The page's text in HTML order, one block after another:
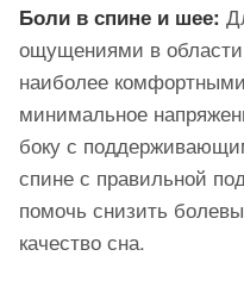
Боли в спине и шее:
ощущениями в
наиболее
минимальное
боку с
спине с правильной
помочь снизить
качество сна.